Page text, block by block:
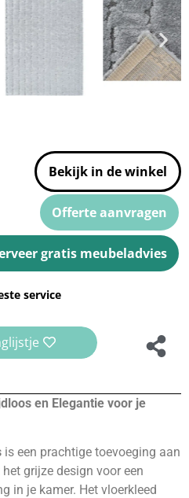
Bekijk in de winkel
Offerte aanvragen
gratis meubeladvies
service
en Elegantie voor je
is een prachtige toevoeging aan
grijze design voor een
in je kamer. Het vloerkleed